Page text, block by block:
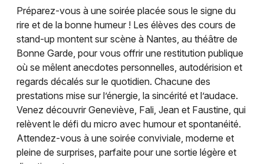
Sports
Soirées
Sorties famille
Expos
Sorties & loisirs
Humour en Loire-Atlantique
Paris
Strasbourg
Toulouse
Toutes les villes
Préparez-vous à une soirée placée sous le signe du
rire et de la bonne humeur ! Les élèves des cours de
stand-up montent sur scène à Nantes, au théâtre de
Bonne Garde, pour vous offrir une restitution publique
où se mêlent anecdotes personnelles, autodérision et
regards décalés sur le quotidien. Chacune des
prestations mise sur l’énergie, la sincérité et l’audace.
Venez découvrir Geneviève, Fali, Jean et Faustine, qui
relèvent le défi du micro avec humour et spontanéité.
Attendez-vous à une soirée conviviale, moderne et
pleine de surprises, parfaite pour une sortie légère et